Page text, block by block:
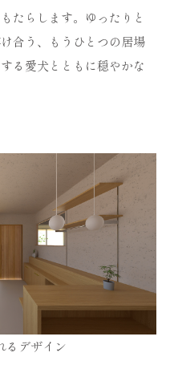
たらします。ゆったりと
合う、もうひとつの居場
る愛犬とともに穏やかな
るデザイン